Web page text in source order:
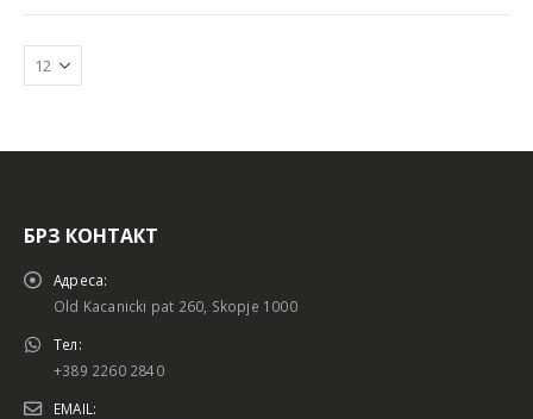
Батериски сет
БРЗ КОНТАКТ
Адреса:
Old Kacanicki pat 260, Skopje 1000
Тел:
+389 2260 2840
EMAIL: